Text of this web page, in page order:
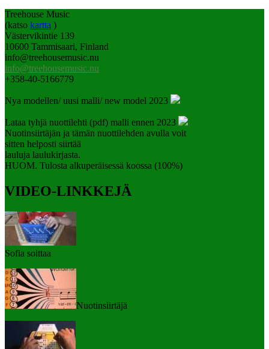
Treehouse Music
(katso kartta )
Västervikintie 139
10600 Tammisaari, Finland
info@treehousemusic.nu
info@treehousemusic.nu
+358-40-5166779
Nya modellen/ uusi malli/ new model 2023
Lataa tyhjä nuottilehti (pdf) malli ennen 2023
Nuotinsiirtäjän ja tämän nuottilehden avulla voit
sitten helposti siirtää
lauluja laulukirjasta.
HUOM. Tulosta alkuperäisessä koossa (100%)
VIDEO-LINKKEJÄ
Sofia soittaa
Nuotinsiirtäjä